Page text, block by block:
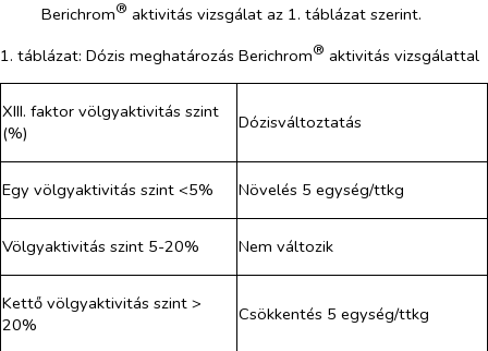
Berichrom® aktivitás vizsgálat az 1. táblázat szerint.
1. táblázat: Dózis meghatározás Berichrom® aktivitás vizsgálattal
XIII. faktor völgyaktivitás szint
(%)
Dózisváltoztatás
Egy völgyaktivitás szint <5% Növelés 5 egység/ttkg
Völgyaktivitás szint 5-20% Nem változik
Kettő völgyaktivitás szint >
20%
Csökkentés 5 egység/ttkg